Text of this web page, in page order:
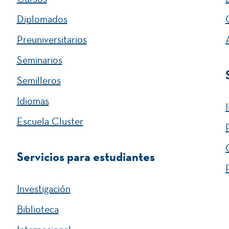
Diplomados
Preuniversitarios
Seminarios
Semilleros
Idiomas
Escuela Cluster
Servicios para estudiantes
Investigación
Biblioteca